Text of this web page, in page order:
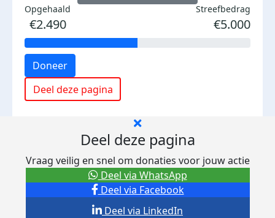
Opgehaald
€2.490
Streefbedrag
€5.000
Doneer
Deel deze pagina
Deel deze pagina
Vraag veilig en snel om donaties voor jouw actie
Deel via Facebook
Deel via LinkedIn
Deel via WhatsApp